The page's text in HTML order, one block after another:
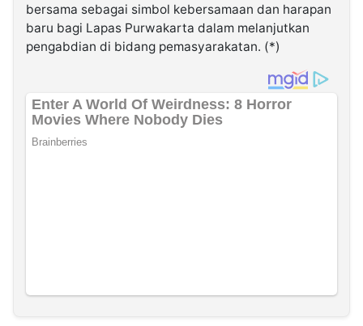
bersama sebagai simbol kebersamaan dan harapan
baru bagi Lapas Purwakarta dalam melanjutkan
pengabdian di bidang pemasyarakatan. (*)